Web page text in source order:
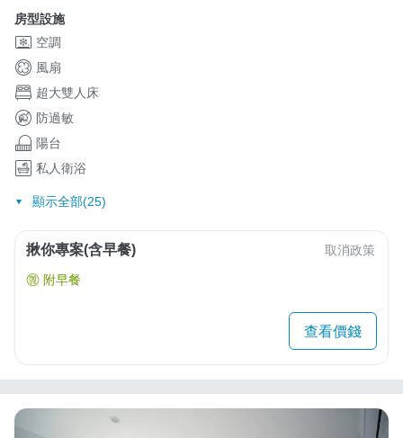
房型設施
空調
風扇
超大雙人床
防過敏
陽台
私人衛浴
顯示全部(25)
揪你專案(含早餐) 取消政策
附早餐
查看價錢